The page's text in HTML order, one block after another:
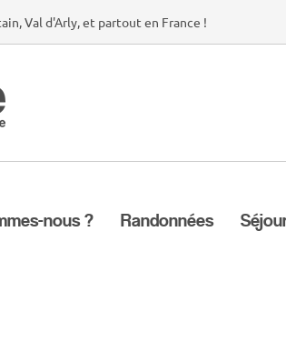
Val d'Arly, et partout en France !
nous ? Randonnées